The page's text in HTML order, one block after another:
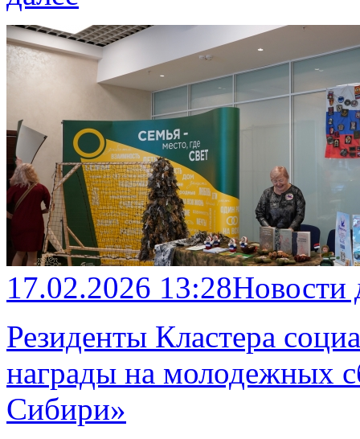
17.02.2026 13:28
Резиденты Кластера
награды на молодежных
Сибири»